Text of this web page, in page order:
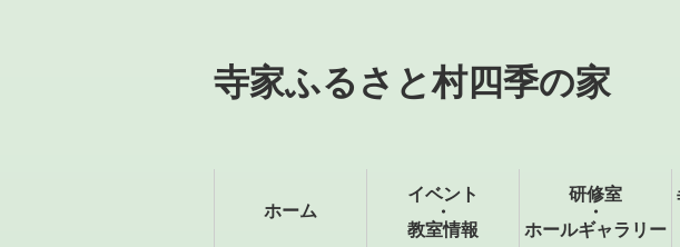
寺家ふるさと村四季の家
ホーム
イベント
・
教室情報
研修室
・
ホールギャラリー